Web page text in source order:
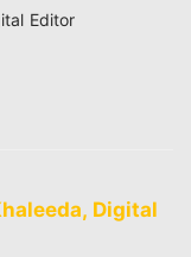
Editor
Digital